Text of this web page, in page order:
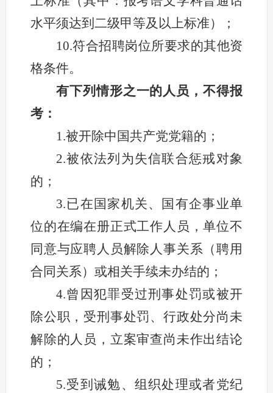
水平须达到二级甲等及以上标准）；
10.符合招聘岗位所要求的其他资
格条件。
有下列情形之一的人员，不得报
考：
1.被开除中国共产党党籍的；
2.被依法列为失信联合惩戒对象
的；
3.已在国家机关、国有企事业单
位的在编在册正式工作人员，单位不
同意与应聘人员解除人事关系（聘用
合同关系）或相关手续未办结的；
4.曾因犯罪受过刑事处罚或被开
除公职，受刑事处罚、行政处分尚未
解除的人员，立案审查尚未作出结论
的；
5.受到诫勉、组织处理或者党纪